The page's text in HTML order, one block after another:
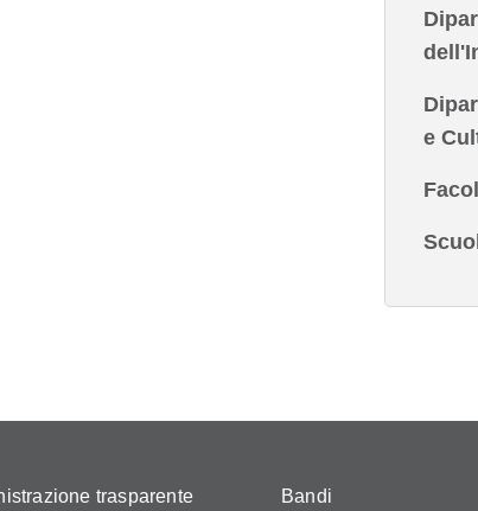
e
trasparente Bandi